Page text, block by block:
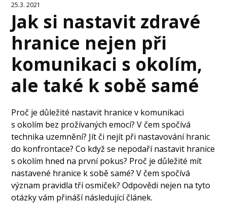
25.3. 2021
Jak si nastavit zdravé
hranice nejen při
komunikaci s okolím,
ale také k sobě samé
Proč je důležité nastavit hranice v komunikaci
s okolím bez prožívaných emocí? V čem spočívá
technika uzemnění? Jít či nejít při nastavování hranic
do konfrontace? Co když se nepodaří nastavit hranice
s okolím hned na první pokus? Proč je důležité mít
nastavené hranice k sobě samé? V čem spočívá
význam pravidla tří osmiček? Odpovědi nejen na tyto
otázky vám přináší následující článek.